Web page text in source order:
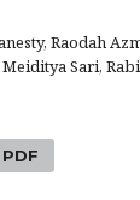
Raodah
Sari,